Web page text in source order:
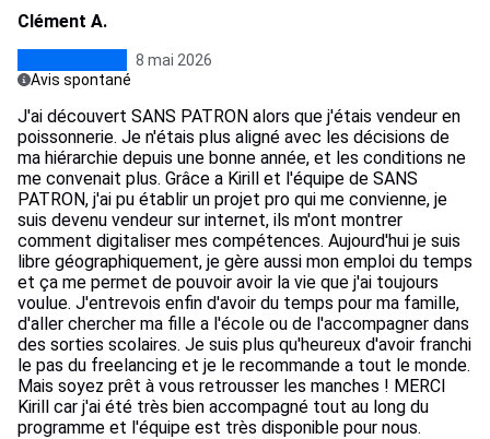
Clément A.
8 mai 2026
Avis spontané
J'ai découvert SANS PATRON alors que j'étais vendeur en
poissonnerie. Je n'étais plus aligné avec les décisions de
ma hiérarchie depuis une bonne année, et les conditions ne
me convenait plus. Grâce a Kirill et l'équipe de SANS
PATRON, j'ai pu établir un projet pro qui me convienne, je
suis devenu vendeur sur internet, ils m'ont montrer
comment digitaliser mes compétences. Aujourd'hui je suis
libre géographiquement, je gère aussi mon emploi du temps
et ça me permet de pouvoir avoir la vie que j'ai toujours
voulue. J'entrevois enfin d'avoir du temps pour ma famille,
d'aller chercher ma fille a l'école ou de l'accompagner dans
des sorties scolaires. Je suis plus qu'heureux d'avoir franchi
le pas du freelancing et je le recommande a tout le monde.
Mais soyez prêt à vous retrousser les manches ! MERCI
Kirill car j'ai été très bien accompagné tout au long du
programme et l'équipe est très disponible pour nous.